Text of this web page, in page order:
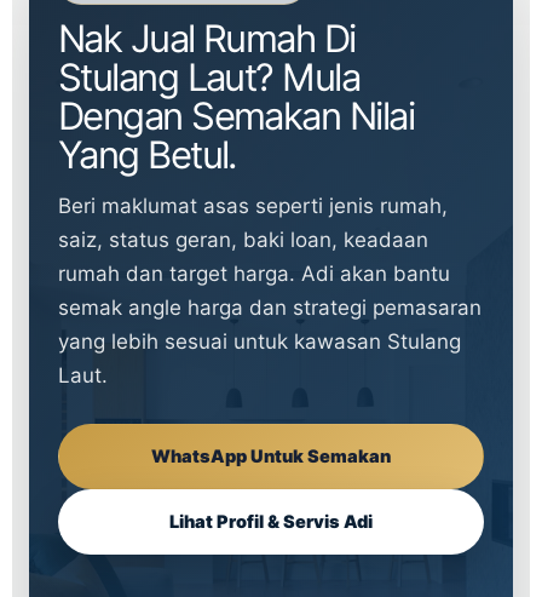
Nak Jual Rumah Di
Stulang Laut? Mula
Dengan Semakan Nilai
Yang Betul.
Beri maklumat asas seperti jenis rumah,
saiz, status geran, baki loan, keadaan
rumah dan target harga. Adi akan bantu
semak angle harga dan strategi pemasaran
yang lebih sesuai untuk kawasan Stulang
Laut.
WhatsApp Untuk Semakan
Lihat Profil & Servis Adi